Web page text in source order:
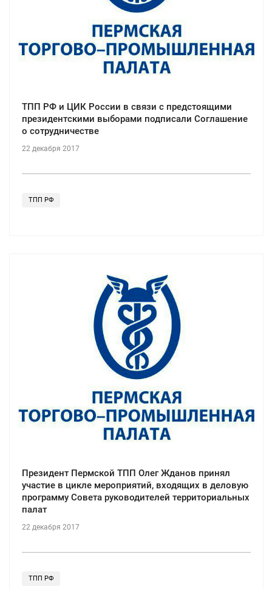
ТПП РФ и ЦИК России в связи с предстоящими
президентскими выборами подписали Соглашение
о сотрудничестве
22 декабря 2017
ТПП РФ
Президент Пермской ТПП Олег Жданов принял
участие в цикле мероприятий, входящих в деловую
программу Совета руководителей территориальных
палат
22 декабря 2017
ТПП РФ